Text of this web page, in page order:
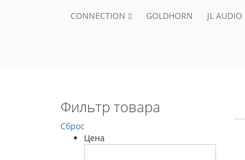
CONNECTION GOLDHORN JL AUDIO
Фильтр товара
Сброс
Цена